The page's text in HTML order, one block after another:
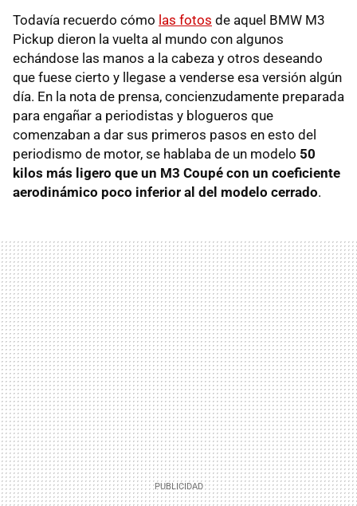
Todavía recuerdo cómo las fotos de aquel BMW M3
Pickup dieron la vuelta al mundo con algunos
echándose las manos a la cabeza y otros deseando
que fuese cierto y llegase a venderse esa versión algún
día. En la nota de prensa, concienzudamente preparada
para engañar a periodistas y blogueros que
comenzaban a dar sus primeros pasos en esto del
periodismo de motor, se hablaba de un modelo 50
kilos más ligero que un M3 Coupé con un coeficiente
aerodinámico poco inferior al del modelo cerrado.